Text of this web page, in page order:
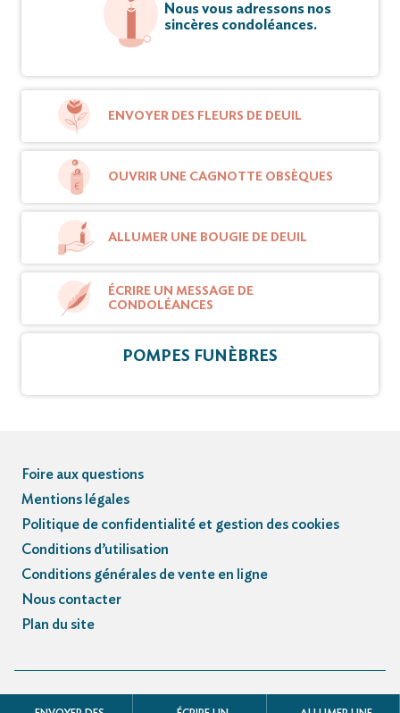
Nous vous adressons nos
sincères condoléances.
ENVOYER DES FLEURS DE DEUIL
OUVRIR UNE CAGNOTTE OBSÈQUES
ALLUMER UNE BOUGIE DE DEUIL
ÉCRIRE UN MESSAGE DE
CONDOLÉANCES
POMPES FUNÈBRES
Foire aux questions
Mentions légales
Politique de confidentialité et gestion des cookies
Conditions d’utilisation
Conditions générales de vente en ligne
Nous contacter
Plan du site
© Registre des avis de décès et obsèques - 3.3.5